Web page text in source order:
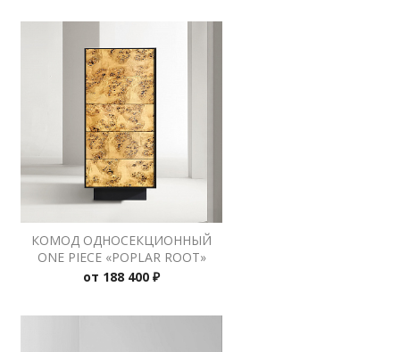
КОМОД ОДНОСЕКЦИОННЫЙ
ONE PIECE «POPLAR ROOT»
от 188 400 ₽